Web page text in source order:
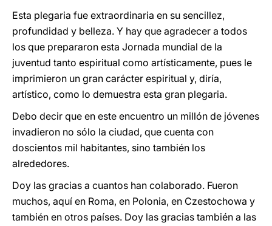
Esta plegaria fue extraordinaria en su sencillez,
profundidad y belleza. Y hay que agradecer a todos
los que prepararon esta Jornada mundial de la
juventud tanto espiritual como artísticamente, pues le
imprimieron un gran carácter espiritual y, diría,
artístico, como lo demuestra esta gran plegaria.
Debo decir que en este encuentro un millón de jóvenes
invadieron no sólo la ciudad, que cuenta con
doscientos mil habitantes, sino también los
alrededores.
Doy las gracias a cuantos han colaborado. Fueron
muchos, aquí en Roma, en Polonia, en Czestochowa y
también en otros países. Doy las gracias también a las